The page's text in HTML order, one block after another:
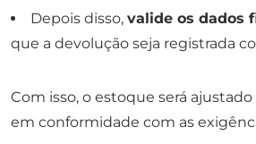
Depois disso, valide os dados
que a devolução seja registrada
Com isso, o estoque será
em conformidade com as